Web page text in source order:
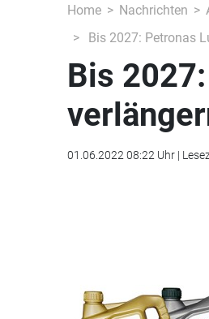
Home Nachrichten
Bis 2027: Petronas
Bis
01.06.2022 08:22 Uhr |